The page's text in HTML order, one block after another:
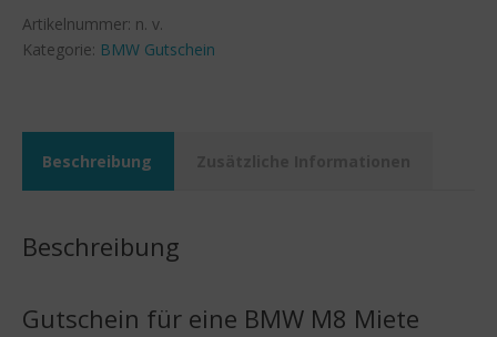
Artikelnummer: n. v.
Kategorie: BMW Gutschein
Beschreibung
Beschreibung
Gutschein für eine BMW M8 Miete